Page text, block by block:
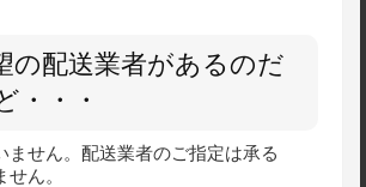
の配送業者があるのだ
・・・
ません。配送業者のご指定は承る
せん。